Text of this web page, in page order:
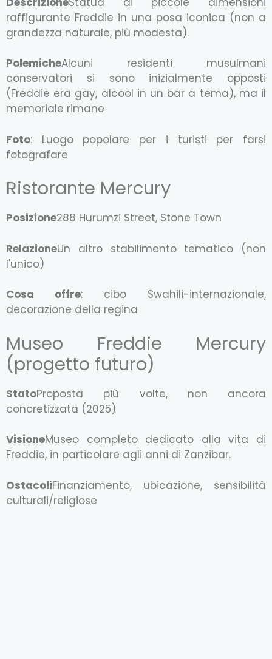
raffigurante Freddie in una posa iconica (non a
grandezza naturale, più modesta).
PolemicheAlcuni residenti musulmani
conservatori si sono inizialmente opposti
(Freddie era gay, alcool in un bar a tema), ma il
memoriale rimane
Foto: Luogo popolare per i turisti per farsi
fotografare
Ristorante Mercury
Posizione288 Hurumzi Street, Stone Town
RelazioneUn altro stabilimento tematico (non
l'unico)
Cosa offre: cibo Swahili-internazionale,
decorazione della regina
Museo Freddie Mercury
(progetto futuro)
StatoProposta più volte, non ancora
concretizzata (2025)
VisioneMuseo completo dedicato alla vita di
Freddie, in particolare agli anni di Zanzibar.
OstacoliFinanziamento, ubicazione, sensibilità
culturali/religiose